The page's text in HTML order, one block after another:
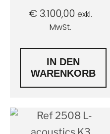
€ 3.100,00 exkl.
MwSt.
IN DEN
WARENKORB